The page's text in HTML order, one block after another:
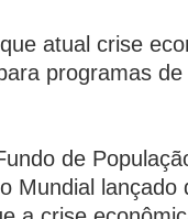
atual crise
programas de
de
Mundial lançado